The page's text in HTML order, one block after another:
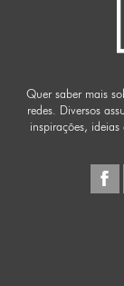
Quer saber mais
redes. Diversos
inspirações,